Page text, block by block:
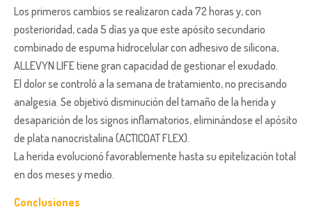
Los primeros cambios se realizaron cada 72 horas y, con
posterioridad, cada 5 días ya que este apósito secundario
combinado de espuma hidrocelular con adhesivo de silicona,
ALLEVYN LIFE tiene gran capacidad de gestionar el exudado.
El dolor se controló a la semana de tratamiento, no precisando
analgesia. Se objetivó disminución del tamaño de la herida y
desaparición de los signos inflamatorios, eliminándose el apósito
de plata nanocristalina (ACTICOAT FLEX).
La herida evolucionó favorablemente hasta su epitelización total
en dos meses y medio.
Conclusiones